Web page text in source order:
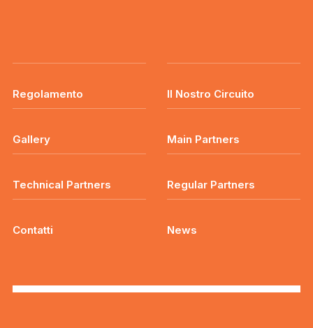
Regolamento Il Nostro Circuito
Gallery Main Partners
Technical Partners Regular Partners
Contatti News